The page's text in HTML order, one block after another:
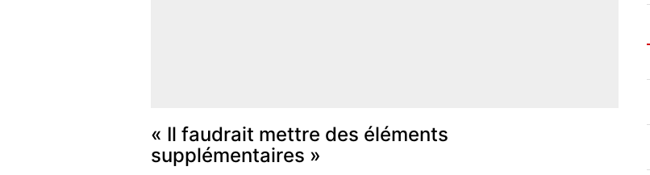
« Il faudrait mettre des éléments
supplémentaires »